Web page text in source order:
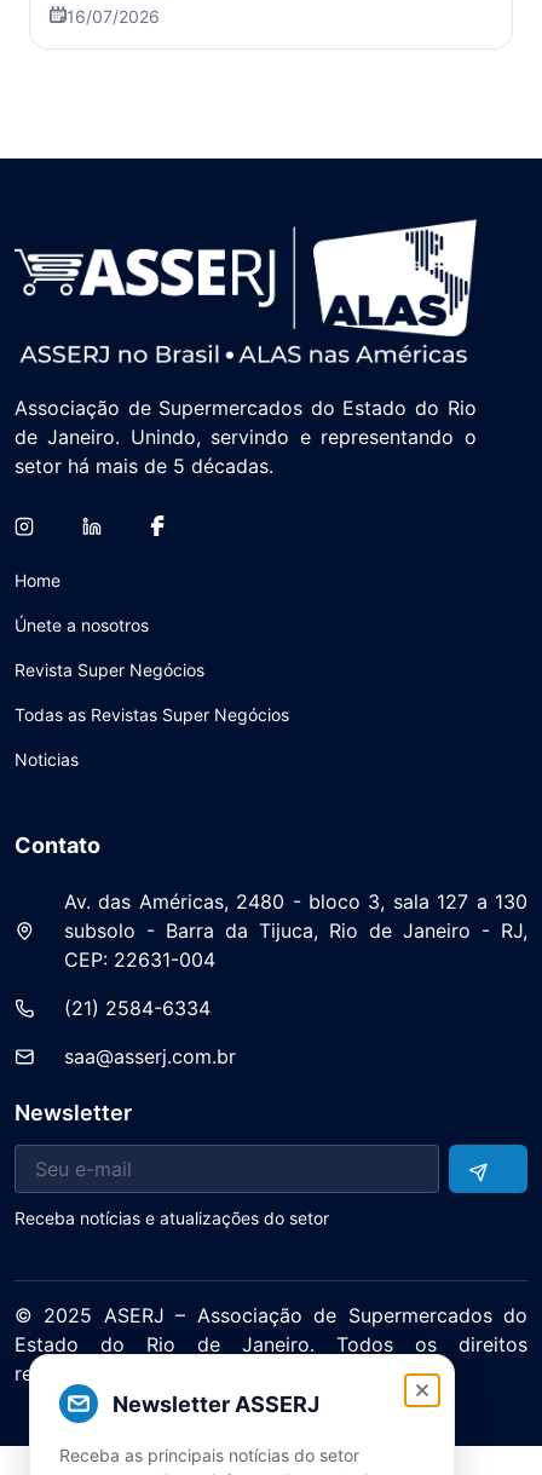
16/07/2026
Newsletter ASSERJ
Receba as principais notícias do setor
Associação de Supermercados do Estado do Rio
de Janeiro. Unindo, servindo e representando o
setor há mais de 5 décadas.
Home
Únete a nosotros
Revista Super Negócios
Todas as Revistas Super Negócios
Noticias
Contato
Av. das Américas, 2480 - bloco 3, sala 127 a 130
subsolo - Barra da Tijuca, Rio de Janeiro - RJ,
CEP: 22631-004
(21) 2584-6334
saa@asserj.com.br
Newsletter
Receba notícias e atualizações do setor
© 2025 ASERJ – Associação de Supermercados do
Estado do Rio de Janeiro. Todos os direitos
reservados.
Política de Privacidade Termos de Uso